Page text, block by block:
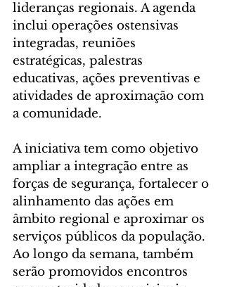
lideranças regionais. A agenda
inclui operações ostensivas
integradas, reuniões
estratégicas, palestras
educativas, ações preventivas e
atividades de aproximação com
a comunidade.
A iniciativa tem como objetivo
ampliar a integração entre as
forças de segurança, fortalecer o
alinhamento das ações em
âmbito regional e aproximar os
serviços públicos da população.
Ao longo da semana, também
serão promovidos encontros